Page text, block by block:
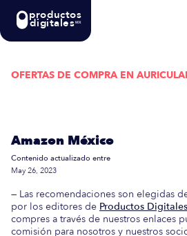
productos
digitalesMX
OFERTAS DE COMPRA EN
Amazon México
Contenido actualizado entre
May 26, 2023
— Las recomendaciones son elegidas
por los editores de Productos Digitales
compres a través de nuestros enlaces
comisión para nosotros y nuestros